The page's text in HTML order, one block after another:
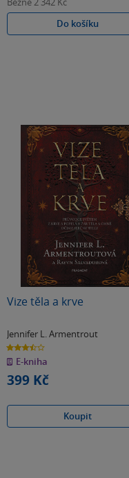
Do košíku
Vize těla a krve
Jennifer L. Armentrout
3.5
z
5
hvězdiček
E-kniha
399 Kč
Koupit